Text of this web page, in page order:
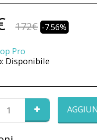
172€ -7.56%
Pro
Disponibile